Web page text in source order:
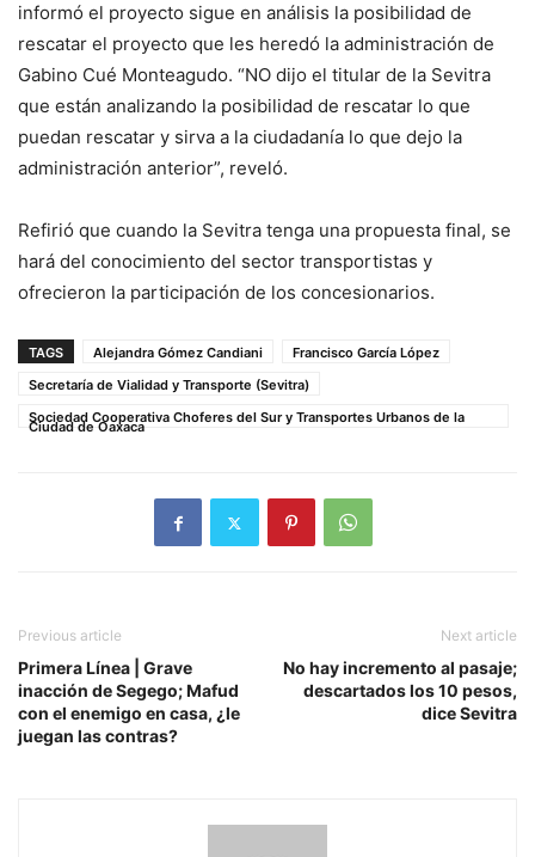
informó el proyecto sigue en análisis la posibilidad de
rescatar el proyecto que les heredó la administración de
Gabino Cué Monteagudo. “NO dijo el titular de la Sevitra
que están analizando la posibilidad de rescatar lo que
puedan rescatar y sirva a la ciudadanía lo que dejo la
administración anterior”, reveló.
Refirió que cuando la Sevitra tenga una propuesta final, se
hará del conocimiento del sector transportistas y
ofrecieron la participación de los concesionarios.
TAGS Alejandra Gómez Candiani
Francisco García López
Secretaría de Vialidad y Transporte (Sevitra)
Sociedad Cooperativa Choferes del Sur y Transportes Urbanos de la
Ciudad de Oaxaca
Previous article
Primera Línea | Grave
inacción de Segego; Mafud
con el enemigo en casa, ¿le
juegan las contras?
Next article
No hay incremento al pasaje;
descartados los 10 pesos,
dice Sevitra